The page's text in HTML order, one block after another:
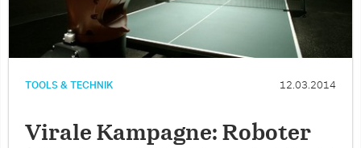
TOOLS & TECHNIK 12.03.2014
Virale Kampagne: Roboter